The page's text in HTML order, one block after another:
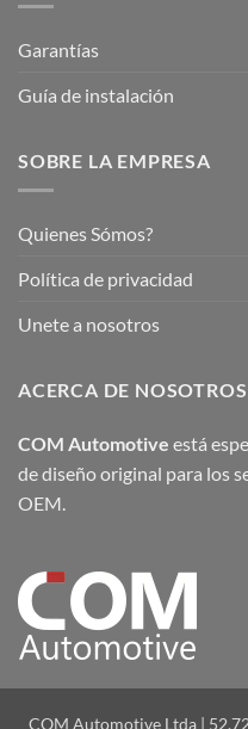
Garantías
Guía de instalación
SOBRE LA EMPRESA
Quienes Sómos?
Política de privacidad
Unete a nosotros
ACERCA DE
COM Automotive está
de diseño original para los
OEM.
COM Automotive Ltda |